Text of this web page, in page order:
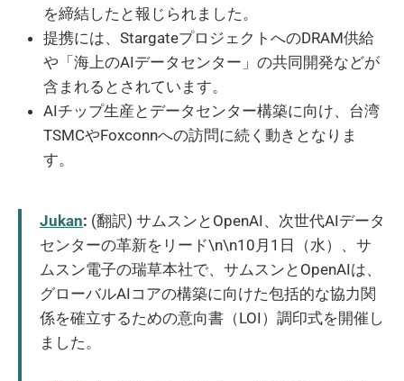
を締結したと報じられました。
提携には、StargateプロジェクトへのDRAM供給
や「海上のAIデータセンター」の共同開発などが
含まれるとされています。
AIチップ生産とデータセンター構築に向け、台湾
TSMCやFoxconnへの訪問に続く動きとなりま
す。
Jukan: (翻訳) サムスンとOpenAI、次世代AIデータ
センターの革新をリード\n\n10月1日（水）、サ
ムスン電子の瑞草本社で、サムスンとOpenAIは、
グローバルAIコアの構築に向けた包括的な協力関
係を確立するための意向書（LOI）調印式を開催し
ました。